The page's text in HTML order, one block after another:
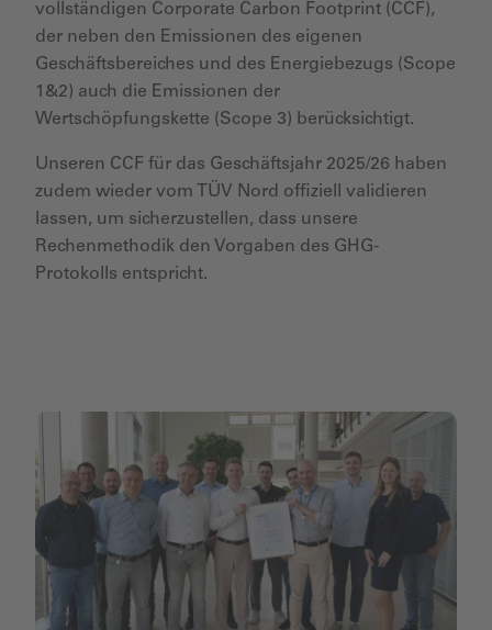
vollständigen Corporate Carbon Footprint (CCF),
der neben den Emissionen des eigenen
Geschäftsbereiches und des Energiebezugs (Scope
1&2) auch die Emissionen der
Wertschöpfungskette (Scope 3) berücksichtigt.
Unseren CCF für das Geschäftsjahr 2025/26 haben
zudem wieder vom TÜV Nord offiziell validieren
lassen, um sicherzustellen, dass unsere
Rechenmethodik den Vorgaben des GHG-
Protokolls entspricht.